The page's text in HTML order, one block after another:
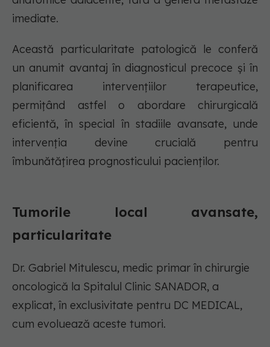
imediate.
Această particularitate patologică le conferă
un anumit avantaj în diagnosticul precoce și în
planificarea intervențiilor terapeutice,
permițând astfel o abordare chirurgicală
eficientă, în special în stadiile avansate, unde
intervenția devine crucială pentru
îmbunătățirea prognosticului pacienților.
Tumorile local avansate,
particularitate
Dr. Gabriel Mitulescu, medic primar în chirurgie
oncologică la Spitalul Clinic SANADOR, a
explicat, în exclusivitate pentru DC MEDICAL,
cum evoluează aceste tumori.